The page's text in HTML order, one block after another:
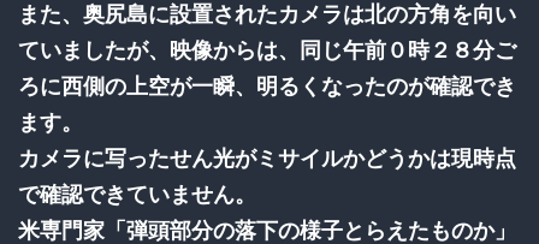
また、奥尻島に設置されたカメラは北の方角を向い
ていましたが、映像からは、同じ午前０時２８分ご
ろに西側の上空が一瞬、明るくなったのが確認でき
ます。
カメラに写ったせん光がミサイルかどうかは現時点
で確認できていません。
米専門家「弾頭部分の落下の様子とらえたものか」